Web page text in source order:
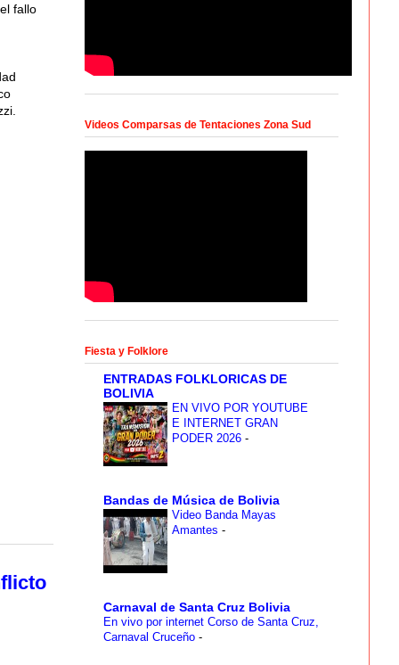
fallo
Videos Comparsas de Tentaciones Zona Sud
Fiesta y Folklore
ENTRADAS FOLKLORICAS DE
BOLIVIA
EN VIVO POR YOUTUBE
E INTERNET GRAN
PODER 2026 -
Bandas de Música de Bolivia
Video Banda Mayas
Amantes -
Carnaval de Santa Cruz Bolivia
En vivo por internet Corso de Santa Cruz,
Carnaval Cruceño -